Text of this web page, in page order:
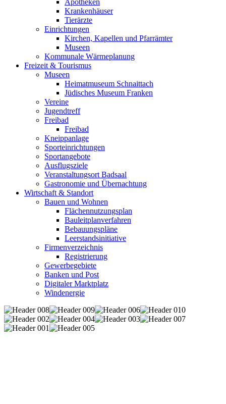
Apotheken
Krankenhäuser
Tierärzte
Einrichtungen
Kirchen, Kapellen und Pfarrämter
Museen
Kommunale Wärmeplanung
Freizeit & Tourismus
Museen
Heimatmuseum Schnaittach
Jüdisches Museum Franken
Vereine
Jugendtreff
Freibad
Freibad
Kneippanlage
Sporteinrichtungen
Sportangebote
Ausflugsziele
Veranstaltungsort Badsaal
Gastronomie und Übernachtung
Wirtschaft & Standort
Bauen und Wohnen
Flächennutzungsplan
Bauleitplanverfahren
Bebauungspläne
Leerstandsinitiative
Firmenverzeichnis
Registrierung
Gewerbegebiete
Banken und Post
Digitaler Marktplatz
Windenergie